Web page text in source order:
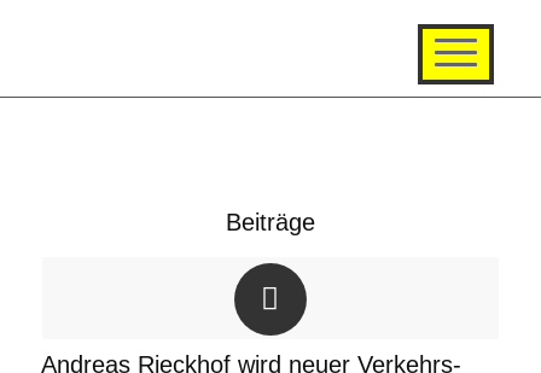
Beiträge
Andreas Rieckhof wird neuer Verkehrs-